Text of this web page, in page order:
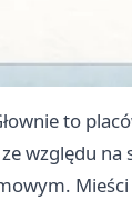
to
względu
Mieści